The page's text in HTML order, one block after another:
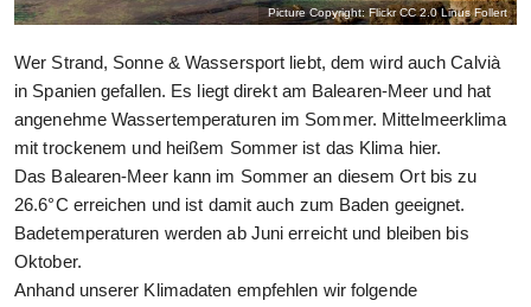
Picture Copyright: Flickr CC 2.0Linus Follert
Wer Strand, Sonne & Wassersport liebt, dem wird auch Calvià
in Spanien gefallen. Es liegt direkt am Balearen-Meer und hat
angenehme Wassertemperaturen im Sommer. Mittelmeerklima
mit trockenem und heißem Sommer ist das Klima hier.
Das Balearen-Meer kann im Sommer an diesem Ort bis zu
26.6°C erreichen und ist damit auch zum Baden geeignet.
Badetemperaturen werden ab Juni erreicht und bleiben bis
Oktober.
Anhand unserer Klimadaten empfehlen wir folgende